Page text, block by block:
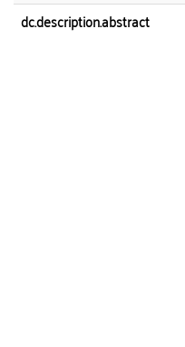
dc.description.abstract